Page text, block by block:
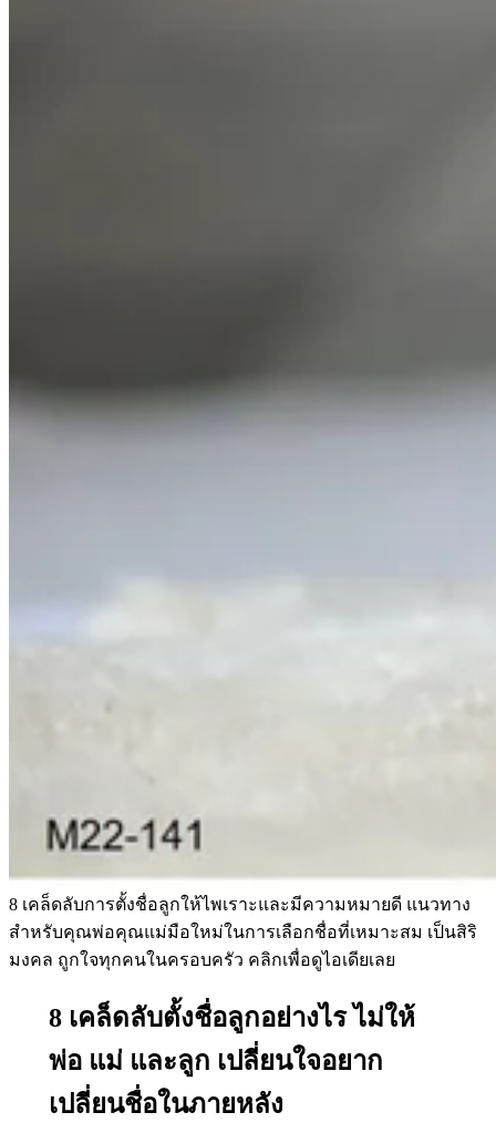
8 เคล็ดลับการตั้งชื่อลูกให้ไพเราะและมีความหมายดี แนวทาง
สำหรับคุณพ่อคุณแม่มือใหม่ในการเลือกชื่อที่เหมาะสม เป็นสิริ
มงคล ถูกใจทุกคนในครอบครัว คลิกเพื่อดูไอเดียเลย
8 เคล็ดลับตั้งชื่อลูกอย่างไร ไม่ให้
พ่อ แม่ และลูก เปลี่ยนใจอยาก
เปลี่ยนชื่อในภายหลัง